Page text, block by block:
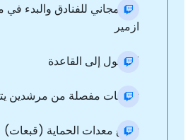
نقل مجاني للفنادق والبدء
ازمیر
الوصول إلى القاعدة
تعليمات مفصلة من مرشدين
توزيع معدات الحماية (قبعات)